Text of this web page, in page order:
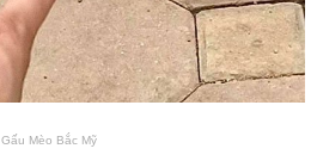
Gấu Mèo Bắc Mỹ